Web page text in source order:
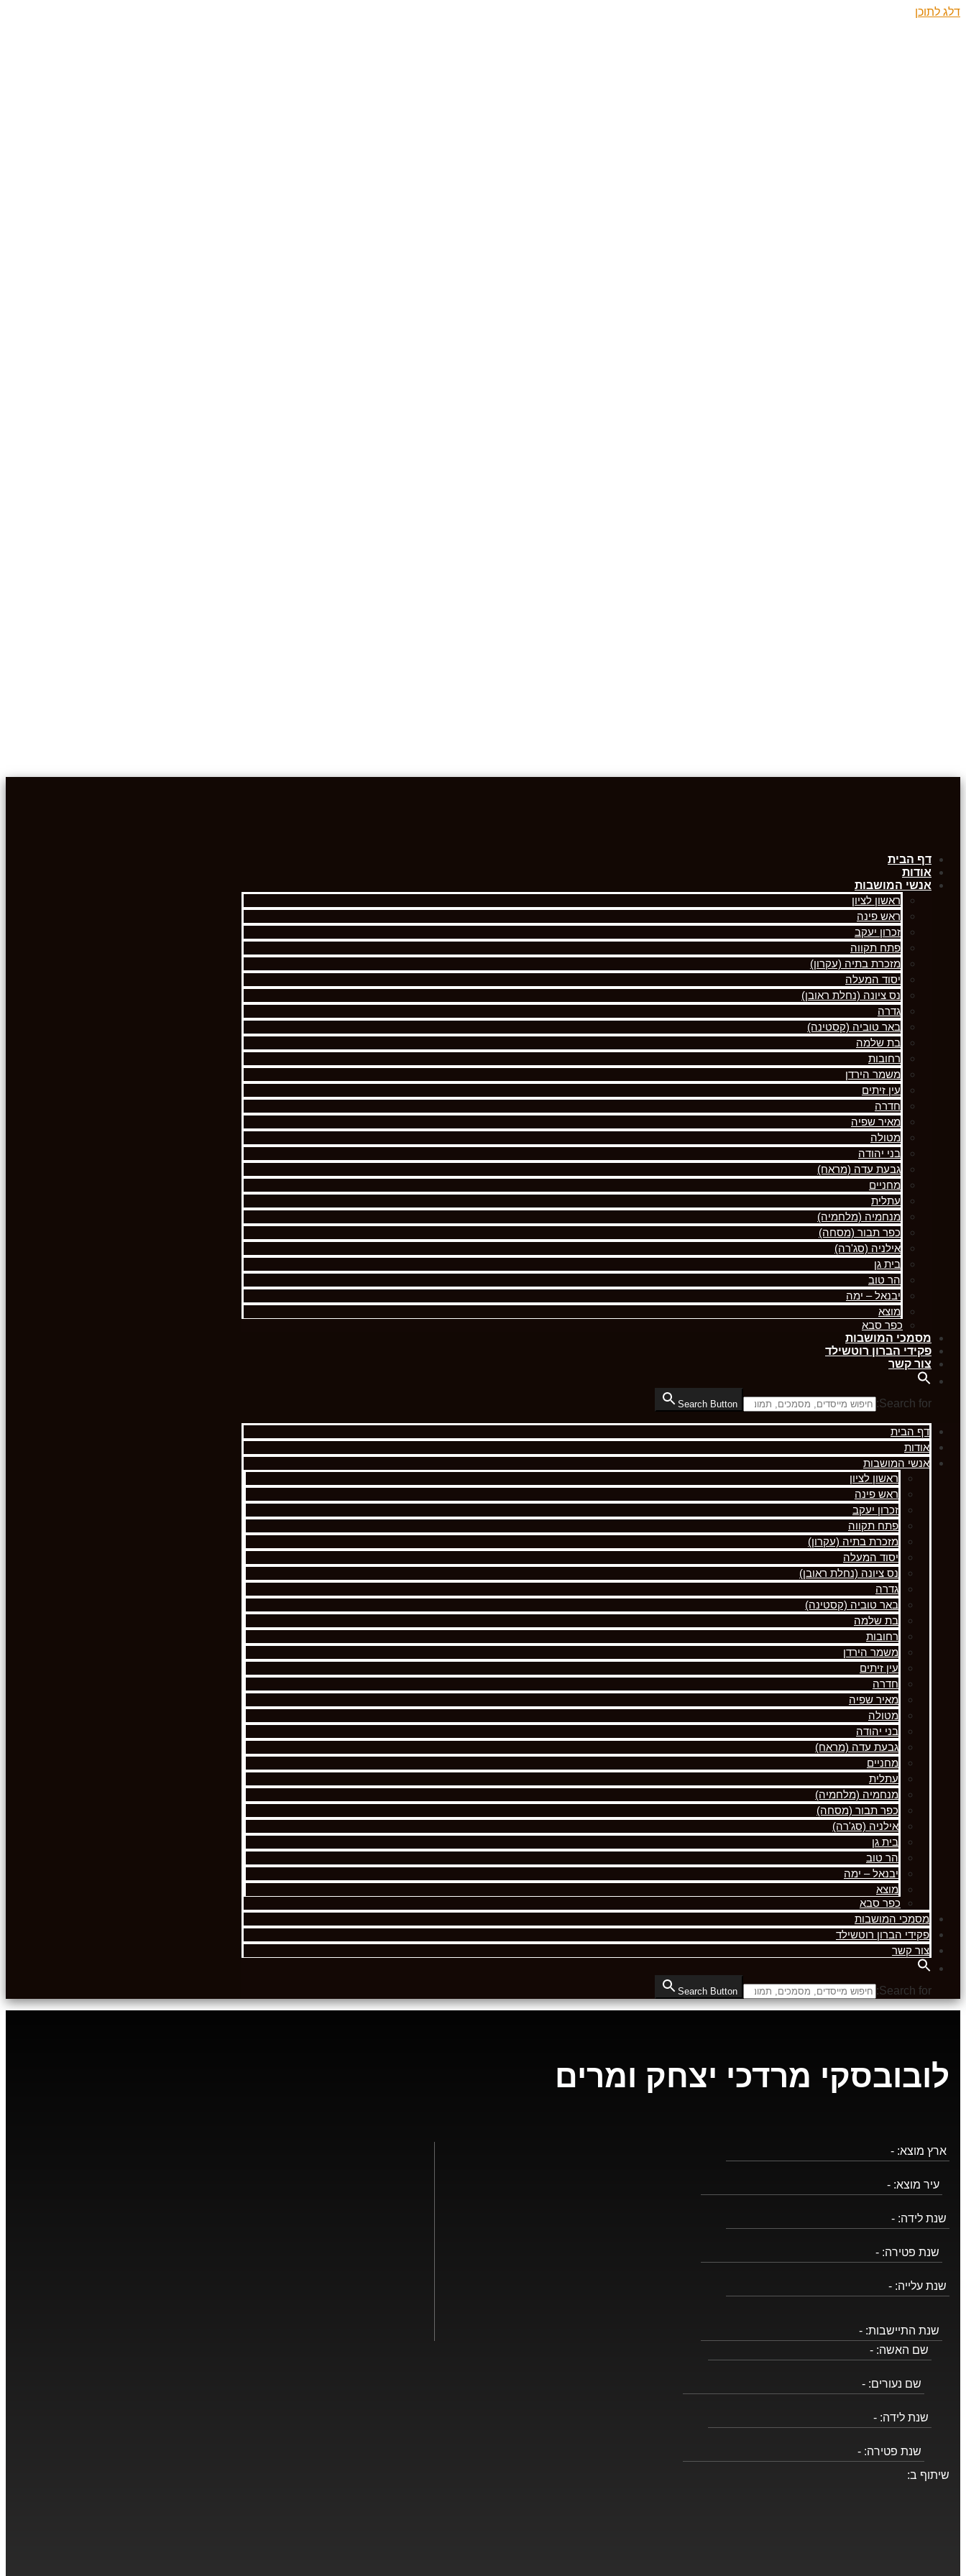
דלג לתוכן
דף הבית
אודות
אנשי המושבות
ראשון לציון
ראש פינה
זכרון יעקב
פתח תקווה
מזכרת בתיה (עקרון)
יסוד המעלה
נס ציונה (נחלת ראובן)
גדרה
באר טוביה (קסטינה)
בת שלמה
רחובות
משמר הירדן
עין זיתים
חדרה
מאיר שפיה
מטולה
בני יהודה
גבעת עדה (מראח)
מחניים
עתלית
מנחמיה (מלחמיה)
כפר תבור (מסחה)
אילניה (סג'רה)
בית גן
הר טוב
יבנאל – ימה
מוצא
כפר סבא
מסמכי המושבות
פקידי הברון רוטשילד
צור קשר
Search for:
Search Button
דף הבית
אודות
אנשי המושבות
ראשון לציון
ראש פינה
זכרון יעקב
פתח תקווה
מזכרת בתיה (עקרון)
יסוד המעלה
נס ציונה (נחלת ראובן)
גדרה
באר טוביה (קסטינה)
בת שלמה
רחובות
משמר הירדן
עין זיתים
חדרה
מאיר שפיה
מטולה
בני יהודה
גבעת עדה (מראח)
מחניים
עתלית
מנחמיה (מלחמיה)
כפר תבור (מסחה)
אילניה (סג'רה)
בית גן
הר טוב
יבנאל – ימה
מוצא
כפר סבא
מסמכי המושבות
פקידי הברון רוטשילד
צור קשר
Search for:
Search Button
לובובסקי מרדכי יצחק ומרים
ארץ מוצא: -
עיר מוצא: -
שנת לידה: -
שנת פטירה: -
שנת עלייה: -
שנת התיישבות: -
שם האשה: -
שם נעורים: -
שנת לידה: -
שנת פטירה: -
שיתוף ב: